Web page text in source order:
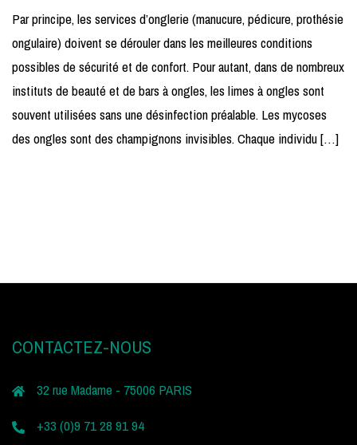
Par principe, les services d’onglerie (manucure, pédicure, prothésie
ongulaire) doivent se dérouler dans les meilleures conditions
possibles de sécurité et de confort. Pour autant, dans de nombreux
instituts de beauté et de bars à ongles, les limes à ongles sont
souvent utilisées sans une désinfection préalable. Les mycoses
des ongles sont des champignons invisibles. Chaque individu […]
CONTACTEZ-NOUS
32 rue Madame - 75006 PARIS
+33 (0)9 71 28 91 94